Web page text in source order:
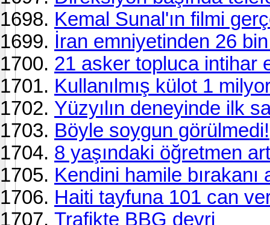
Kemal Sunal'ın filmi
İran emniyetinden 26 bin
21 asker topluca intihar
Kullanılmış külot 1
Yüzyılın deneyinde ilk
Böyle soygun görülmedi!
8 yaşındaki öğretmen
Kendini hamile bırakanı
Haiti tayfuna 101 can
Trafikte BBG devri